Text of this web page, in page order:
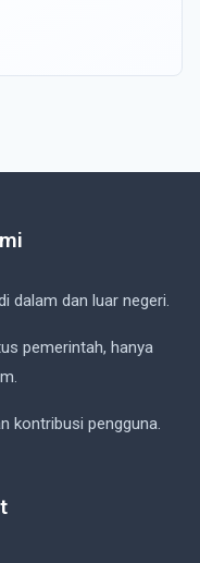
dalam dan luar negeri.
pemerintah, hanya
kontribusi pengguna.